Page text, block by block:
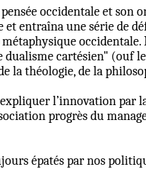
occidentale et
et entraîna une série de
occidentale.
cartésien" (ouf
la théologie, de la
l’innovation par
progrès du
épatés par nos